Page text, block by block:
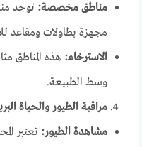
مناطق مخصصة: توجد
مجهزة بطاولات ومقاعد
الاسترخاء: هذه المناطق
وسط الطبيعة.
مراقبة الطيور والحياة
مشاهدة الطيور: تعتبر